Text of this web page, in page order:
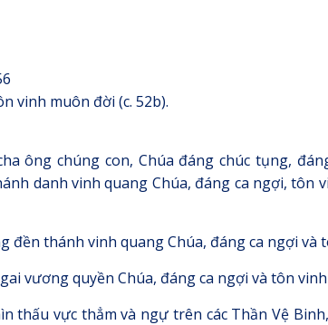
vinh muôn đời (c. 52b).
ông chúng con, Chúa đáng chúc tụng,
danh vinh quang Chúa, đáng ca ngợi, tôn
đền thánh vinh quang Chúa, đáng ca ngợi và
vương quyền Chúa, đáng ca ngợi và tôn
thấu vực thẳm và ngự trên các Thần Vệ